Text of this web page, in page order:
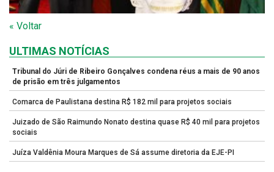
« Voltar
ULTIMAS NOTÍCIAS
Tribunal do Júri de Ribeiro Gonçalves condena réus a mais de 90 anos
de prisão em três julgamentos
Comarca de Paulistana destina R$ 182 mil para projetos sociais
Juizado de São Raimundo Nonato destina quase R$ 40 mil para projetos
sociais
Juíza Valdênia Moura Marques de Sá assume diretoria da EJE-PI